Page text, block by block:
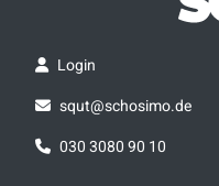
Login
squt@schosimo.de
030 3080 90 10